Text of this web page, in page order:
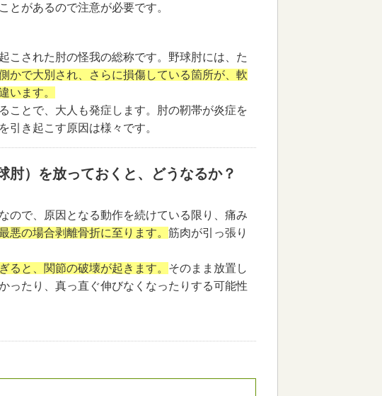
とがあるので注意が必要です。
こされた肘の怪我の総称です。野球肘には、た
かで大別され、さらに損傷している箇所が、軟
います。
ことで、大人も発症します。肘の靭帯が炎症を
引き起こす原因は様々です。
肘）を放っておくと、どうなるか？
ので、原因となる動作を続けている限り、痛み
悪の場合剥離骨折に至ります。 筋肉が引っ張り
ると、関節の破壊が起きます。 そのまま放置し
ったり、真っ直ぐ伸びなくなったりする可能性